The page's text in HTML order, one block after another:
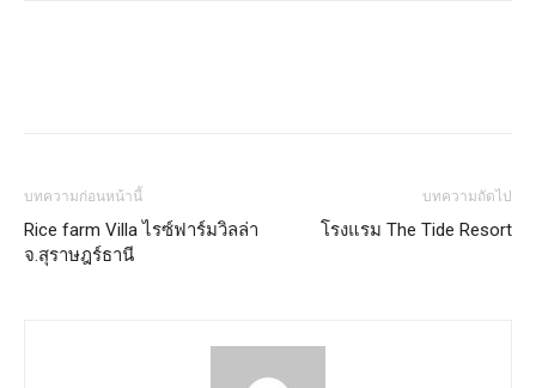
บทความก่อนหน้านี้
Rice farm Villa ไรซ์ฟาร์มวิลล่า
จ.สุราษฎร์ธานี
บทความถัดไป
โรงแรม The Tide Resort